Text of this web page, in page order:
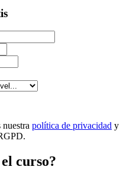
política de privacidad y
curso?